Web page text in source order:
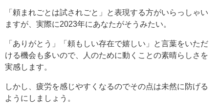
「頼まれごとは試されごと」と表現する方がいらっしゃい
ますが、実際に2023年にあなたがそうみたい。
「ありがとう」「頼もしい存在で嬉しい」と言葉をいただ
ける機会も多いので、人のために動くことの素晴らしさを
実感します。
しかし、疲労を感じやすくなるのでその点は未然に防げる
ようにしましょう。